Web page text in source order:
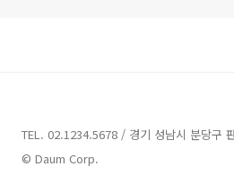
TEL. 02.1234.5678 / 경기 성남시 분당구
© Daum Corp.